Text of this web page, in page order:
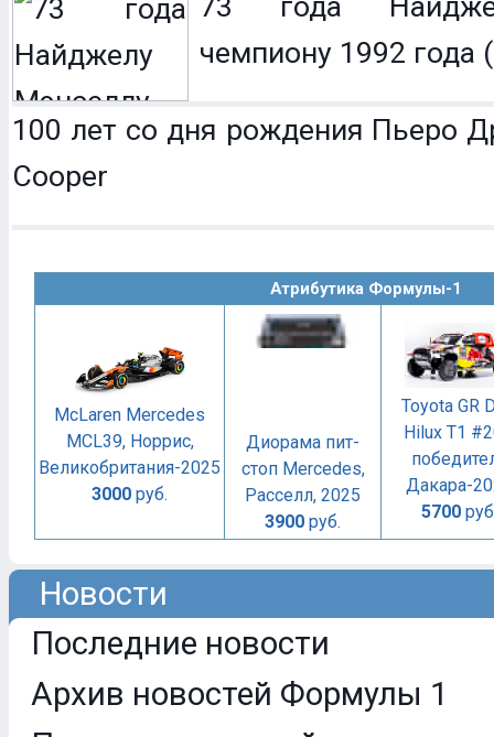
чемпиону 1992 года
100 лет со дня рождения Пьеро
Cooper
Атрибутика Формулы-1
McLaren Mercedes
MCL39, Норрис,
Великобритания-2025
3000 руб.
Диорама пит-
стоп Mercedes,
Расселл, 2025
3900 руб.
Toyota GR
Hilux T1
Дакара-
5700
Новости
Последние новости
Архив новостей Формулы 1